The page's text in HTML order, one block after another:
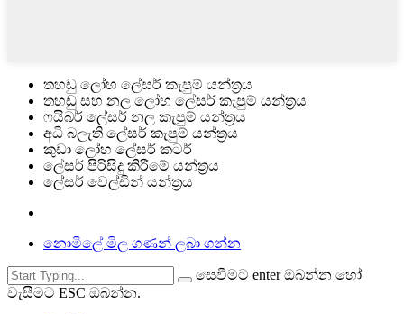
තහඩු ලෝහ ලේසර් කැපුම් යන්ත්‍රය
තහඩු සහ නල ලෝහ ලේසර් කැපුම් යන්ත්‍රය
ෆයිබර් ලේසර් නල කැපුම් යන්ත්‍රය
අධි බලැති ලේසර් කැපුම් යන්ත්‍රය
කුඩා ලෝහ ලේසර් කටර්
ලේසර් පිරිසිදු කිරීමේ යන්ත්‍රය
ලේසර් වෙල්ඩින් යන්ත්‍රය
නොමිලේ මිල ගණන් ලබා ගන්න
සෙවීමට enter ඔබන්න හෝ
වැසීමට ESC ඔබන්න.